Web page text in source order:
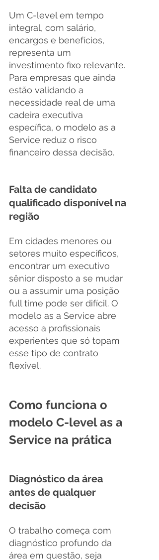
Um C-level em tempo
integral, com salário,
encargos e benefícios,
representa um
investimento fixo relevante.
Para empresas que ainda
estão validando a
necessidade real de uma
cadeira executiva
específica, o modelo as a
Service reduz o risco
financeiro dessa decisão.
Falta de candidato
qualificado disponível na
região
Em cidades menores ou
setores muito específicos,
encontrar um executivo
sênior disposto a se mudar
ou a assumir uma posição
full time pode ser difícil. O
modelo as a Service abre
acesso a profissionais
experientes que só topam
esse tipo de contrato
flexível.
Como funciona o
modelo C-level as a
Service na prática
Diagnóstico da área
antes de qualquer
decisão
O trabalho começa com
diagnóstico profundo da
área em questão, seja